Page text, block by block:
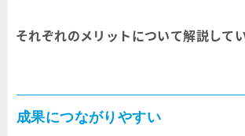
それぞれのメリットについて解説して
成果につながりやすい